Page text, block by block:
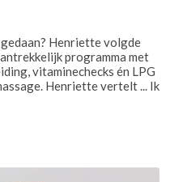
Henriette volgde
programma met
vitaminechecks én LPG
Henriette vertelt ... Ik